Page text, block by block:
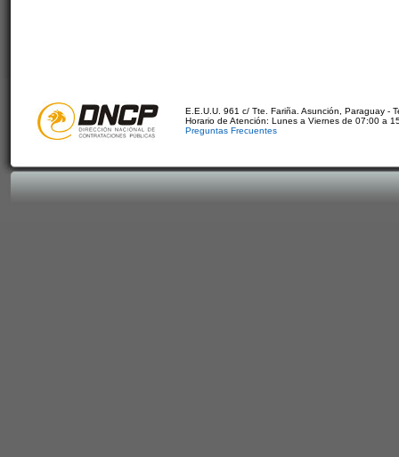
E.E.U.U. 961 c/ Tte. Fariña. Asunción, Paraguay -
Horario de Atención: Lunes a Viernes de 07:00 a
Preguntas Frecuentes